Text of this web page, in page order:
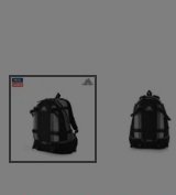
フ バックパッ
ク リュックサ
ック 大容量
高機能 登山
登校 カジュ